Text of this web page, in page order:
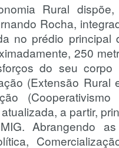
Rural
Rocha,
no prédio
250
do seu
(Extensão
a partir,
Abrangendo